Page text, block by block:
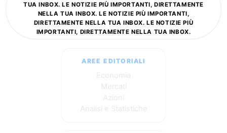
TUA INBOX. LE NOTIZIE PIÙ IMPORTANTI, DIRETTAMENTE
NELLA TUA INBOX. LE NOTIZIE PIÙ IMPORTANTI,
DIRETTAMENTE NELLA TUA INBOX. LE NOTIZIE PIÙ
IMPORTANTI, DIRETTAMENTE NELLA TUA INBOX.
AREE EDITORIALI
Economia
Mercati
Azioni
Analisi e Statistiche